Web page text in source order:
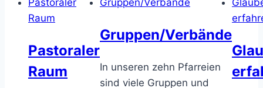
Pastoraler
Raum
Pastoraler
Raum
Gruppen/Verbände
Gruppen/Verbände
In unseren zehn Pfarreien
sind viele Gruppen und